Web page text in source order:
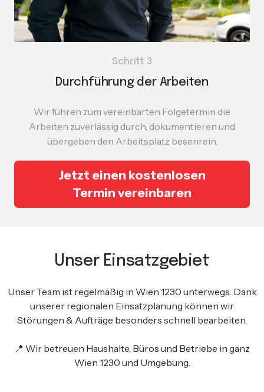
Schritt 3
Durchführung der Arbeiten
Wir führen zum vereinbarten Folgetermin die
Arbeiten zuverlässig durch, dokumentieren und
übergeben den Arbeitsplatz besenrein.
Jetzt einen kostenlosen
Termin vereinbaren
Unser Einsatzgebiet
Unser Team ist regelmäßig in Wien 1230 unterwegs. Dank
unserer regionalen Einsatzplanung können wir
Störungen & Aufträge besonders schnell bearbeiten.
📍 Wir betreuen Haushalte, Büros und Betriebe in ganz
Wien 1230 und Umgebung.